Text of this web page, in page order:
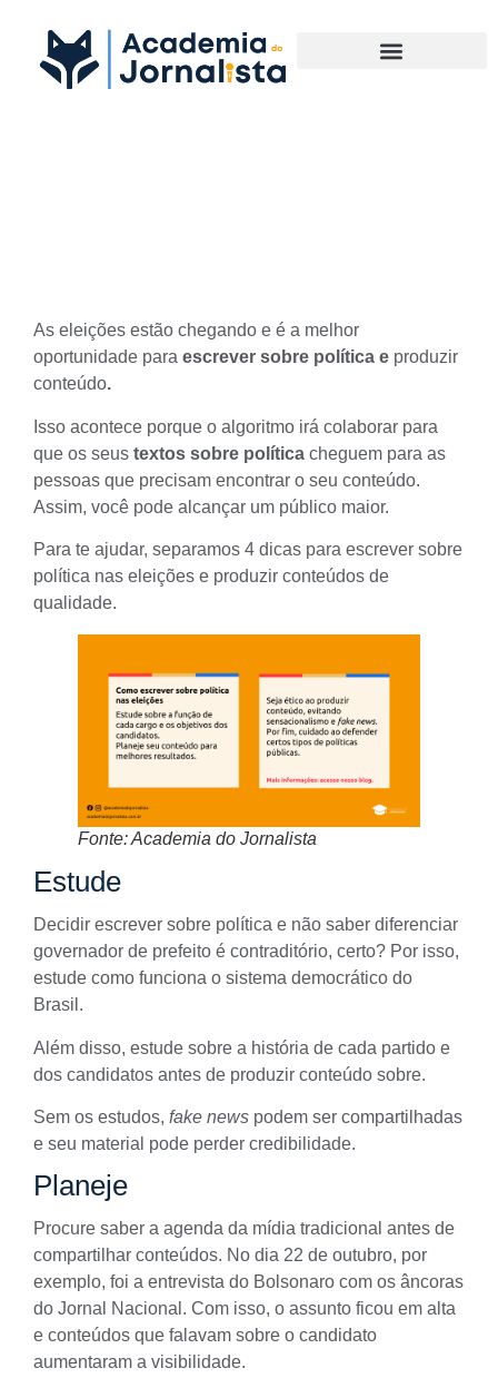
As eleições estão chegando e é a melhor
oportunidade para escrever sobre política e produzir
conteúdo.
Isso acontece porque o algoritmo irá colaborar para
que os seus textos sobre política cheguem para as
pessoas que precisam encontrar o seu conteúdo.
Assim, você pode alcançar um público maior.
Para te ajudar, separamos 4 dicas para escrever sobre
política nas eleições e produzir conteúdos de
qualidade.
Fonte: Academia do Jornalista
Estude
Decidir escrever sobre política e não saber diferenciar
governador de prefeito é contraditório, certo? Por isso,
estude como funciona o sistema democrático do
Brasil.
Além disso, estude sobre a história de cada partido e
dos candidatos antes de produzir conteúdo sobre.
Sem os estudos, fake news podem ser compartilhadas
e seu material pode perder credibilidade.
Planeje
Procure saber a agenda da mídia tradicional antes de
compartilhar conteúdos. No dia 22 de outubro, por
exemplo, foi a entrevista do Bolsonaro com os âncoras
do Jornal Nacional. Com isso, o assunto ficou em alta
e conteúdos que falavam sobre o candidato
aumentaram a visibilidade.